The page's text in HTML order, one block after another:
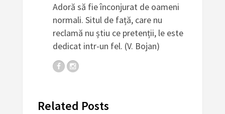
Adoră să fie înconjurat de oameni
normali. Situl de față, care nu
reclamă nu știu ce pretenții, le este
dedicat intr-un fel. (V. Bojan)
Related Posts